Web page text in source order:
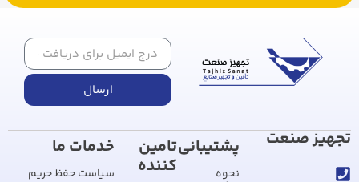
ارسال
تجهیز صنعت پشتیبانی
نحوه
تامین
کننده
خدمات ما
سیاست حفظ حریم